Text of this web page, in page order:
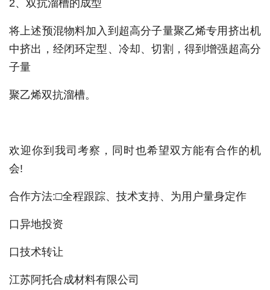
2、双抗溜槽的成型
将上述预混物料加入到超高分子量聚乙烯专用挤出机
中挤出，经闭环定型、冷却、切割，得到增强超高分
子量
聚乙烯双抗溜槽。
欢迎你到我司考察，同时也希望双方能有合作的机
会!
合作方法:□全程跟踪、技术支持、为用户量身定作
口异地投资
口技术转让
江苏阿托合成材料有限公司